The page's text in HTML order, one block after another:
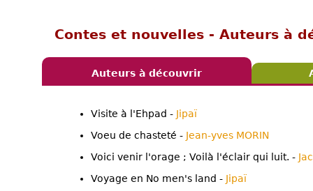
Contes et nouvelles - Auteurs à
Auteurs à découvrir
Visite à l'Ehpad - Jipaï
Voeu de chasteté - Jean-yves MORIN
Voici venir l'orage ; Voilà l'éclair qui luit. -
Voyage en No men's land - Jipaï